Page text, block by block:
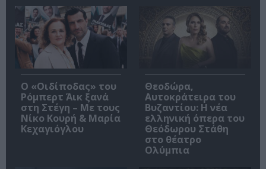
O «Οιδίποδας» του
Ρόμπερτ Άικ ξανά
στη Στέγη – Με τους
Νίκο Κουρή & Μαρία
Κεχαγιόγλου
Θεοδώρα,
Αυτοκράτειρα του
Βυζαντίου: Η νέα
ελληνική όπερα του
Θεόδωρου Στάθη
στο θέατρο
Ολύμπια